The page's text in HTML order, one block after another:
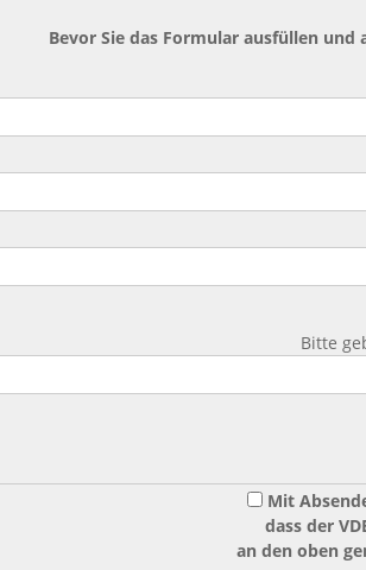
Bevor Sie das Formular ausfüllen und
Bitte
Mit
dass der
an den oben